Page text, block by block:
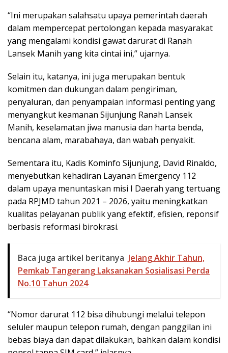
“Ini merupakan salahsatu upaya pemerintah daerah
dalam mempercepat pertolongan kepada masyarakat
yang mengalami kondisi gawat darurat di Ranah
Lansek Manih yang kita cintai ini,” ujarnya.
Selain itu, katanya, ini juga merupakan bentuk
komitmen dan dukungan dalam pengiriman,
penyaluran, dan penyampaian informasi penting yang
menyangkut keamanan Sijunjung Ranah Lansek
Manih, keselamatan jiwa manusia dan harta benda,
bencana alam, marabahaya, dan wabah penyakit.
Sementara itu, Kadis Kominfo Sijunjung, David Rinaldo,
menyebutkan kehadiran Layanan Emergency 112
dalam upaya menuntaskan misi I Daerah yang tertuang
pada RPJMD tahun 2021 – 2026, yaitu meningkatkan
kualitas pelayanan publik yang efektif, efisien, reponsif
berbasis reformasi birokrasi.
Baca juga artikel beritanya Jelang Akhir Tahun,
Pemkab Tangerang Laksanakan Sosialisasi Perda
No.10 Tahun 2024
“Nomor darurat 112 bisa dihubungi melalui telepon
seluler maupun telepon rumah, dengan panggilan ini
bebas biaya dan dapat dilakukan, bahkan dalam kondisi